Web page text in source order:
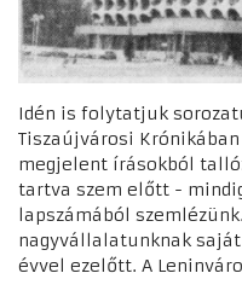
Idén is folytatjuk
Tiszaújvárosi
megjelent írásokból
tartva szem előtt -
lapszámából
nagyvállalatunknak
évvel ezelőtt. A